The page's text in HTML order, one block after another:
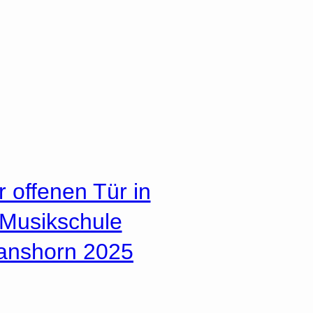
offenen Tür in
2025